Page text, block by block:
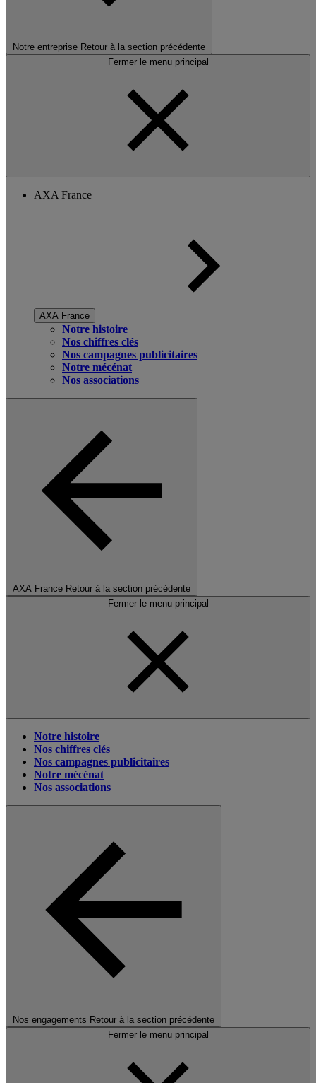
Notre entreprise Retour à la section précédente
Fermer le menu principal
AXA France
AXA France
Notre histoire
Nos chiffres clés
Nos campagnes publicitaires
Notre mécénat
Nos associations
AXA France Retour à la section précédente
Fermer le menu principal
Notre histoire
Nos chiffres clés
Nos campagnes publicitaires
Notre mécénat
Nos associations
Nos engagements Retour à la section précédente
Fermer le menu principal